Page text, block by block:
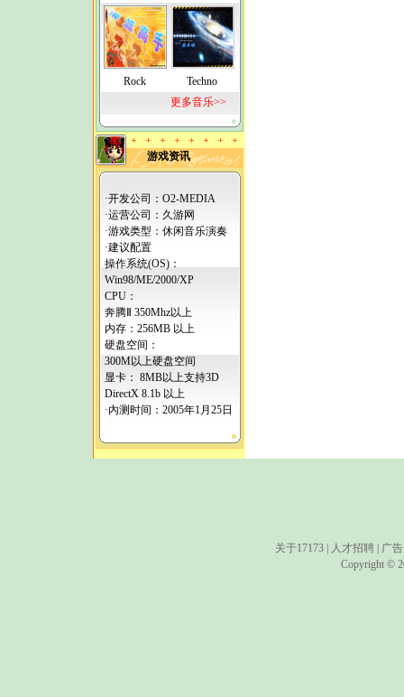
Rock
Techno
更多音乐>>
游戏资讯
·开发公司：O2-MEDIA
·运营公司： 久游网
·游戏类型：休闲音乐演奏
·建议配置
操作系统(OS)：
Win98/ME/2000/XP
CPU：
奔腾Ⅱ 350Mhz以上
内存：256MB 以上
硬盘空间：
300M以上硬盘空间
显卡： 8MB以上支持3D
DirectX 8.1b 以上
·內测时间：2005年1月25日
关于17173 人才招聘
广
Copyright ©